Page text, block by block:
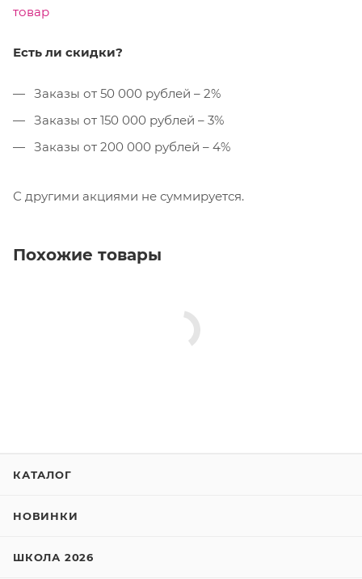
товар
Есть ли скидки?
Заказы от 50 000 рублей – 2%
Заказы от 150 000 рублей – 3%
Заказы от 200 000 рублей – 4%
С другими акциями не суммируется.
Похожие товары
КАТАЛОГ
НОВИНКИ
ШКОЛА 2026